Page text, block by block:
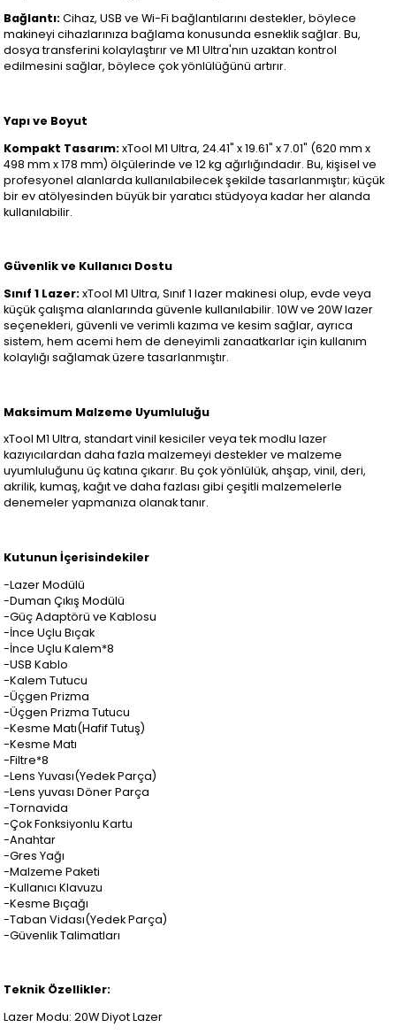
Bağlantı:Cihaz, USB ve Wi-Fi bağlantılarını destekler, böylece
makineyi cihazlarınıza bağlama konusunda esneklik sağlar. Bu,
dosya transferini kolaylaştırır ve M1 Ultra'nın uzaktan kontrol
edilmesini sağlar, böylece çok yönlülüğünü artırır.
Yapı ve Boyut
Kompakt Tasarım:xTool M1 Ultra, 24.41" x 19.61" x 7.01" (620 mm x
498 mm x 178 mm) ölçülerinde ve 12 kg ağırlığındadır. Bu, kişisel ve
profesyonel alanlarda kullanılabilecek şekilde tasarlanmıştır; küçük
bir ev atölyesinden büyük bir yaratıcı stüdyoya kadar her alanda
kullanılabilir.
Güvenlik ve Kullanıcı Dostu
Sınıf 1 Lazer:xTool M1 Ultra, Sınıf 1 lazer makinesi olup, evde veya
küçük çalışma alanlarında güvenle kullanılabilir. 10W ve 20W lazer
seçenekleri, güvenli ve verimli kazıma ve kesim sağlar, ayrıca
sistem, hem acemi hem de deneyimli zanaatkarlar için kullanım
kolaylığı sağlamak üzere tasarlanmıştır.
Maksimum Malzeme Uyumluluğu
xTool M1 Ultra, standart vinil kesiciler veya tek modlu lazer
kazıyıcılardan daha fazla malzemeyi destekler ve malzeme
uyumluluğunu üç katına çıkarır. Bu çok yönlülük, ahşap, vinil, deri,
akrilik, kumaş, kağıt ve daha fazlası gibi çeşitli malzemelerle
denemeler yapmanıza olanak tanır.
Kutunun İçerisindekiler
-Lazer Modülü
-Duman Çıkış Modülü
-Güç Adaptörü ve Kablosu
-İnce Uçlu Bıçak
-İnce Uçlu Kalem*8
-USB Kablo
-Kalem Tutucu
-Üçgen Prizma
-Üçgen Prizma Tutucu
-Kesme Matı(Hafif Tutuş)
-Kesme Matı
-Filtre*8
-Lens Yuvası(Yedek Parça)
-Lens yuvası Döner Parça
-Tornavida
-Çok Fonksiyonlu Kartu
-Anahtar
-Gres Yağı
-Malzeme Paketi
-Kullanıcı Klavuzu
-Kesme Bıçağı
-Taban Vidası(Yedek Parça)
-Güvenlik Talimatları
Teknik Özellikler:
Lazer Modu: 20W Diyot Lazer